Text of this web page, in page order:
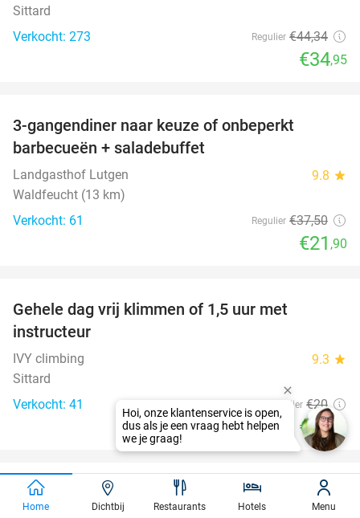
Sittard
Verkocht: 273
Regulier €44,34
€34,95
3-gangendiner naar keuze of onbeperkt
barbecueën + saladebuffet
Landgasthof Lutgen 9.8 star
Waldfeucht (13 km)
Verkocht: 61
Regulier €37,50
€21 ,90
Gehele dag vrij klimmen of 1,5 uur met
instructeur
IVY climbing 9.3 star
Sittard
Verkocht: 41
Regulier €20
€14,95
35%
favorite_border
BBQ-pakket voor 5 à 7 personen voor afhaal
Home Dichtbij Restaurants Hotels Menu